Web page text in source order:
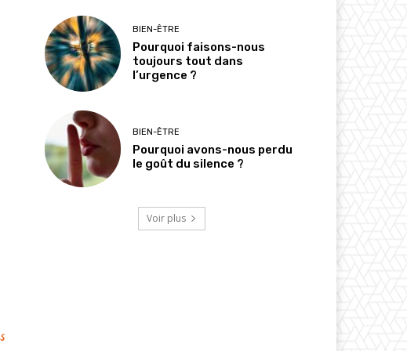
BIEN-ÊTRE
Pourquoi faisons-nous
toujours tout dans
l’urgence ?
BIEN-ÊTRE
Pourquoi avons-nous perdu
le goût du silence ?
Voir plus